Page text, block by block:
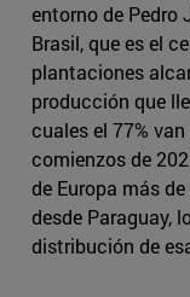
entorno de Pedro
Brasil, que es el
plantaciones
producción que
cuales el 77%
comienzos de
de Europa más
desde Paraguay,
distribución de